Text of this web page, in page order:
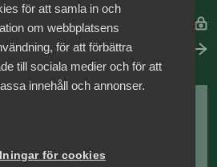
inkorg.
för att samla in och
om webbplatsens
för att förbättra
till sociala medier och för att
innehåll och annonser.
för cookies